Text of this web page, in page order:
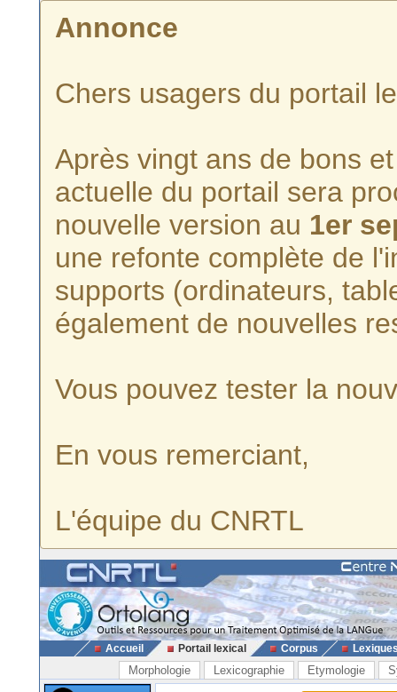
Annonce
Chers usagers du portail
Après vingt ans de bons
actuelle du portail sera
nouvelle version au 1er
une refonte complète de
supports (ordinateurs,
également de nouvelles
Vous pouvez tester la
En vous remerciant,
L'équipe du CNRTL
Accueil Portail lexical Corpus
Morphologie Lexicographie Etymologie